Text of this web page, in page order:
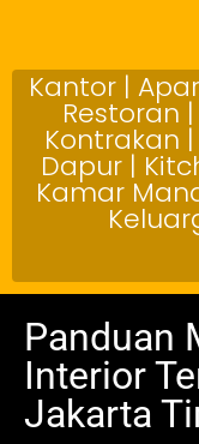
Kantor |
Restoran
Kontrakan
Dapur |
Kamar
Panduan
Interior
Jakarta